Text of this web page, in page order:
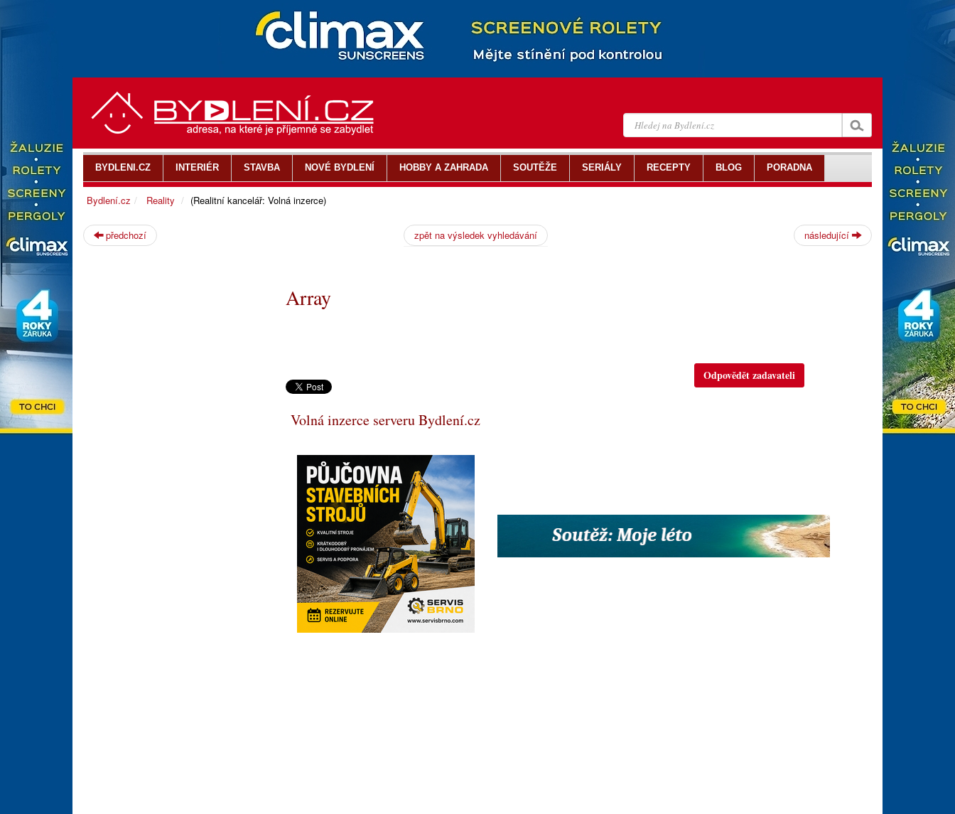
BYDLENI.CZ INTERIÉR STAVBA NOVÉ BYDLENÍ HOBBY A ZAHRADA SOUTĚŽE SERIÁLY RECEPTY BLOG PORADNA
Bydlení.cz Reality (Realitní kancelář: Volná inzerce)
předchozí zpět na výsledek vyhledávání následující
Array
Odpovědět zadavateli
Volná inzerce serveru Bydlení.cz